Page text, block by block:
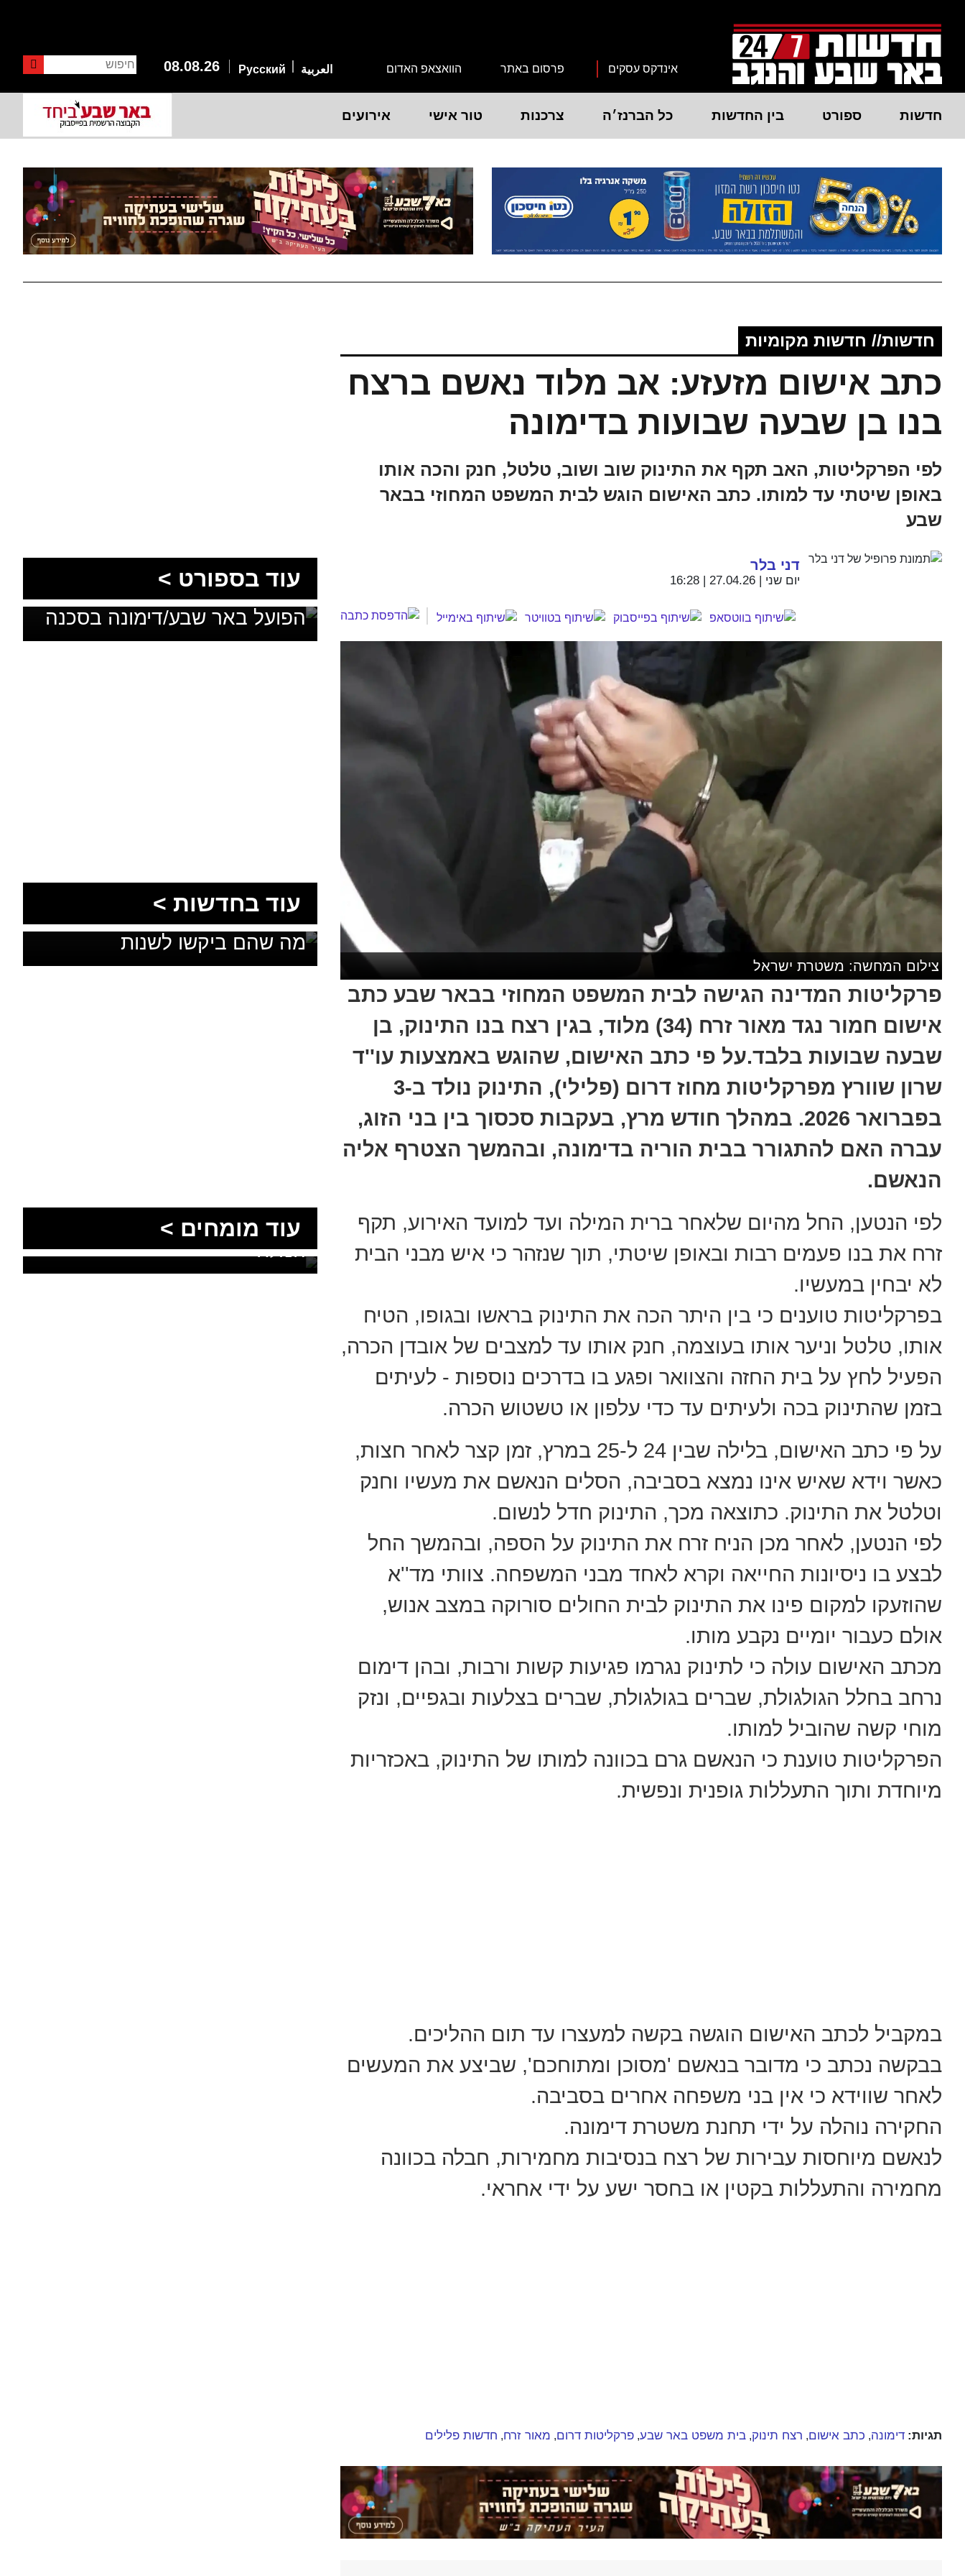
אינדקס עסקים פרסום באתר הוואצאפ האדום 08.08.26 חיפוש
العربية Русский
חדשות ספורט בין החדשות כל הברנז׳ה צרכנות טור אישי אירועים
חדשות// חדשות מקומיות
כתב אישום מזעזע: אב מלוד נאשם ברצח
בנו בן שבעה שבועות בדימונה
לפי הפרקליטות, האב תקף את התינוק שוב ושוב, טלטל, חנק והכה אותו
באופן שיטתי עד למותו. כתב האישום הוגש לבית המשפט המחוזי בבאר
שבע
דני בלר
יום שני | 27.04.26 | 16:28
צילום המחשה: משטרת ישראל
פרקליטות המדינה הגישה לבית המשפט המחוזי בבאר שבע כתב
אישום חמור נגד מאור זרח (34) מלוד, בגין רצח בנו התינוק, בן
שבעה שבועות בלבד.על פי כתב האישום, שהוגש באמצעות עו''ד
שרון שוורץ מפרקליטות מחוז דרום (פלילי), התינוק נולד ב-3
בפברואר 2026. במהלך חודש מרץ, בעקבות סכסוך בין בני הזוג,
עברה האם להתגורר בבית הוריה בדימונה, ובהמשך הצטרף אליה
הנאשם.
לפי הנטען, החל מהיום שלאחר ברית המילה ועד למועד האירוע, תקף
זרח את בנו פעמים רבות ובאופן שיטתי, תוך שנזהר כי איש מבני הבית
לא יבחין במעשיו.
בפרקליטות טוענים כי בין היתר הכה את התינוק בראשו ובגופו, הטיח
אותו, טלטל וניער אותו בעוצמה, חנק אותו עד למצבים של אובדן הכרה,
הפעיל לחץ על בית החזה והצוואר ופגע בו בדרכים נוספות - לעיתים
בזמן שהתינוק בכה ולעיתים עד כדי עלפון או טשטוש הכרה.
על פי כתב האישום, בלילה שבין 24 ל-25 במרץ, זמן קצר לאחר חצות,
כאשר וידא שאיש אינו נמצא בסביבה, הסלים הנאשם את מעשיו וחנק
וטלטל את התינוק. כתוצאה מכך, התינוק חדל לנשום.
לפי הנטען, לאחר מכן הניח זרח את התינוק על הספה, ובהמשך החל
לבצע בו ניסיונות החייאה וקרא לאחד מבני המשפחה. צוותי מד''א
שהוזעקו למקום פינו את התינוק לבית החולים סורוקה במצב אנוש,
אולם כעבור יומיים נקבע מותו.
מכתב האישום עולה כי לתינוק נגרמו פגיעות קשות ורבות, ובהן דימום
נרחב בחלל הגולגולת, שברים בגולגולת, שברים בצלעות ובגפיים, ונזק
מוחי קשה שהוביל למותו.
הפרקליטות טוענת כי הנאשם גרם בכוונה למותו של התינוק, באכזריות
מיוחדת ותוך התעללות גופנית ונפשית.
במקביל לכתב האישום הוגשה בקשה למעצרו עד תום ההליכים.
בבקשה נכתב כי מדובר בנאשם 'מסוכן ומתוחכם', שביצע את המעשים
לאחר שווידא כי אין בני משפחה אחרים בסביבה.
החקירה נוהלה על ידי תחנת משטרת דימונה.
לנאשם מיוחסות עבירות של רצח בנסיבות מחמירות, חבלה בכוונה
מחמירה והתעללות בקטין או בחסר ישע על ידי אחראי.
תגיות: דימונה, כתב אישום, רצח תינוק, בית משפט באר שבע, פרקליטות דרום, מאור זרח, חדשות פלילים
עוד בספורט >
בלי מאמן, בלי סגל ועם דדליין:
הפועל באר שבע/דימונה בסכנה
עוד בחדשות >
1,600 מתושבי עומר השתתפו
בגיבוש תוכנית האב לחינוך: זה
מה שהם ביקשו לשנות
עוד מומחים >
מתכננים נסיעה קבוצתית
מושלמת לנגב, לאילת ולים
המלח